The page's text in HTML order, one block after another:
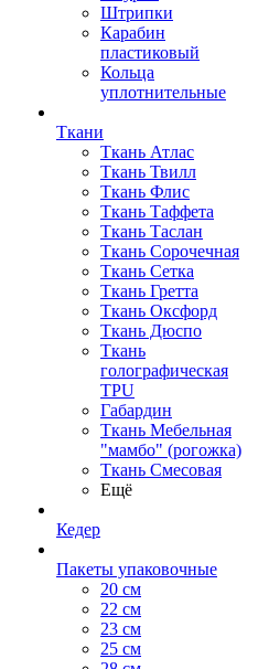
Штрипки
Карабин
пластиковый
Кольца
уплотнительные
Ткани
Ткань Атлас
Ткань Твилл
Ткань Флис
Ткань Таффета
Ткань Таслан
Ткань Сорочечная
Ткань Сетка
Ткань Гретта
Ткань Оксфорд
Ткань Дюспо
Ткань
голографическая
TPU
Габардин
Ткань Мебельная
"мамбо" (рогожка)
Ткань Смесовая
Ещё
Кедер
Пакеты упаковочные
20 см
22 см
23 см
25 см